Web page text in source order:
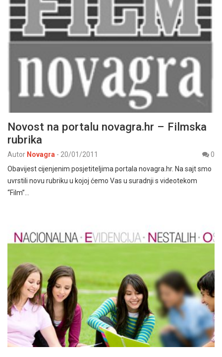
Novost na portalu novagra.hr – Filmska
rubrika
Autor Novagra - 20/01/2011
0
Obavijest cijenjenim posjetiteljima portala novagra.hr. Na sajt smo
uvrstili novu rubriku u kojoj ćemo Vas u suradnji s videotekom
“Film”…